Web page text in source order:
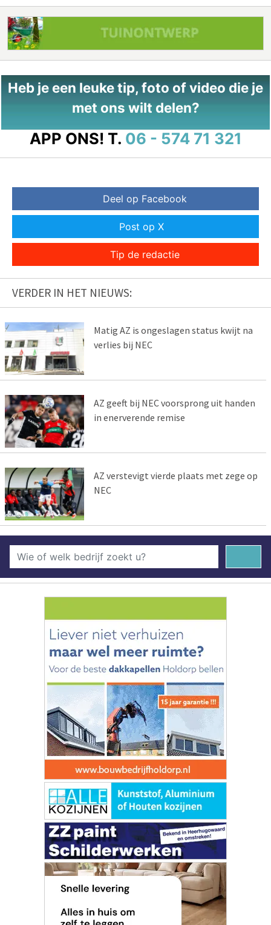
Heb je een leuke tip, foto of video die je
met ons wilt delen?
APP ONS! T. 06 - 574 71 321
Deel op Facebook
Post op X
Tip de redactie
VERDER IN HET NIEUWS:
Matig AZ is ongeslagen status kwijt na
verlies bij NEC
AZ geeft bij NEC voorsprong uit handen
in enerverende remise
AZ verstevigt vierde plaats met zege op
NEC